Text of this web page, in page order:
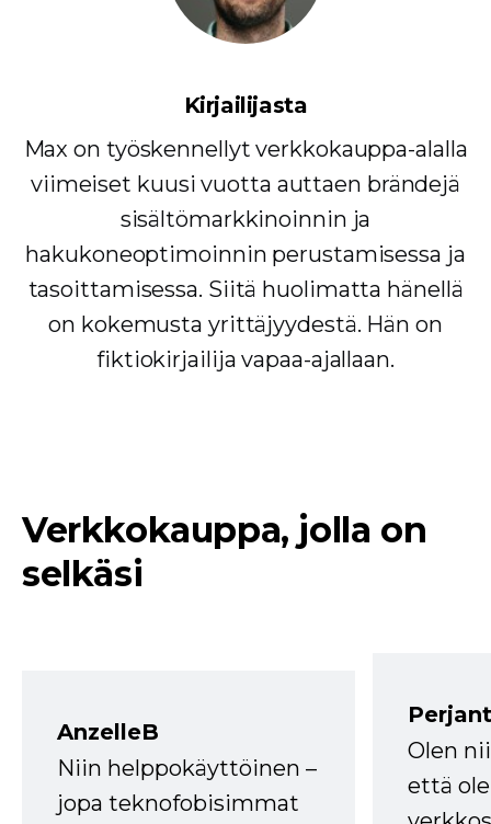
Kirjailijasta
Max on työskennellyt verkkokauppa-alalla
viimeiset kuusi vuotta auttaen brändejä
sisältömarkkinoinnin ja
hakukoneoptimoinnin perustamisessa ja
tasoittamisessa. Siitä huolimatta hänellä
on kokemusta yrittäjyydestä. Hän on
fiktiokirjailija vapaa-ajallaan.
Verkkokauppa, jolla on
selkäsi
AnzelleB
Niin helppokäyttöinen –
jopa teknofobisimmat
Olen
että